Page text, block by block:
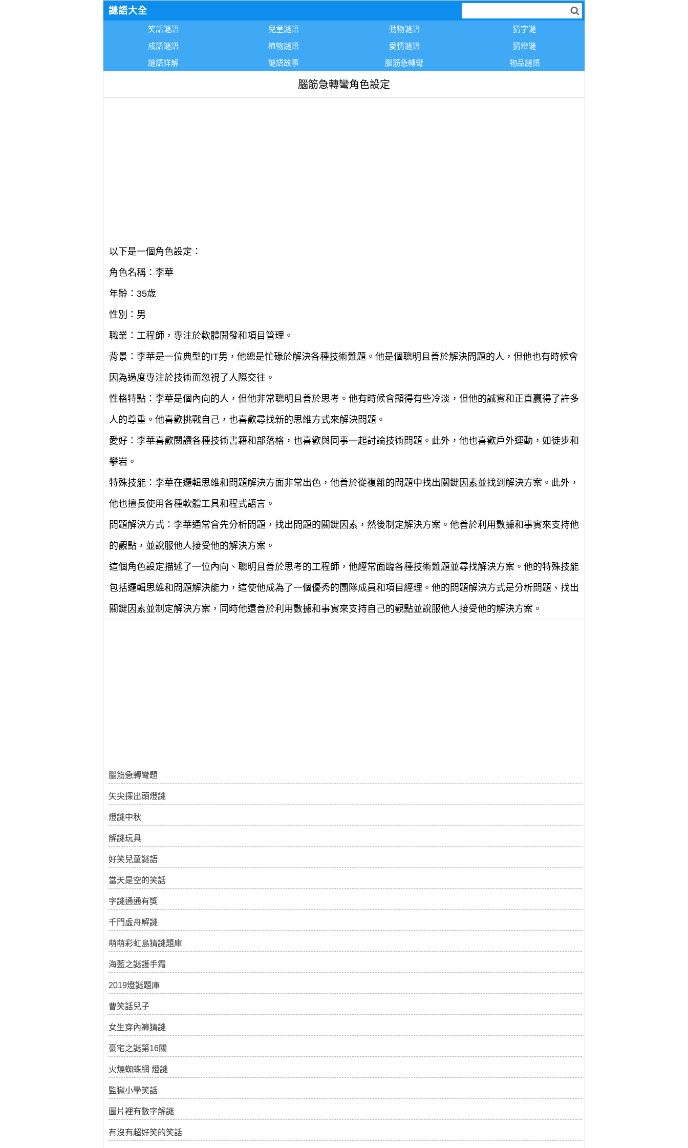
謎語大全
笑話謎語 兒童謎語 動物謎語
猜字謎
成語謎語
植物謎語 愛情謎語
猜燈謎
謎語詳解
謎語故事 腦筋急轉彎 物品謎語
腦筋急轉彎角色設定
以下是一個角色設定：
角色名稱：李華
年齡：35歲
性別：男
職業：工程師，專注於軟體開發和項目管理。
背景：李華是一位典型的IT男，他總是忙碌於解決各種技術難題。他是個聰明且善於解決問題的人，但他也有時候會
因為過度專注於技術而忽視了人際交往。
性格特點：李華是個內向的人，但他非常聰明且善於思考。他有時候會顯得有些冷淡，但他的誠實和正直贏得了許多
人的尊重。他喜歡挑戰自己，也喜歡尋找新的思維方式來解決問題。
愛好：李華喜歡閱讀各種技術書籍和部落格，也喜歡與同事一起討論技術問題。此外，他也喜歡戶外運動，如徒步和
攀岩。
特殊技能：李華在邏輯思維和問題解決方面非常出色，他善於從複雜的問題中找出關鍵因素並找到解決方案。此外，
他也擅長使用各種軟體工具和程式語言。
問題解決方式：李華通常會先分析問題，找出問題的關鍵因素，然後制定解決方案。他善於利用數據和事實來支持他
的觀點，並說服他人接受他的解決方案。
這個角色設定描述了一位內向、聰明且善於思考的工程師，他經常面臨各種技術難題並尋找解決方案。他的特殊技能
包括邏輯思維和問題解決能力，這使他成為了一個優秀的團隊成員和項目經理。他的問題解決方式是分析問題、找出
關鍵因素並制定解決方案，同時他還善於利用數據和事實來支持自己的觀點並說服他人接受他的解決方案。
腦筋急轉彎題
矢尖探出頭燈謎
燈謎中秋
解謎玩具
好笑兒童謎語
當天是空的笑話
字謎通通有獎
千門虛舟解謎
萌萌彩虹島猜謎題庫
海藍之謎護手霜
2019燈謎題庫
曹笑話兒子
女生穿內褲猜謎
豪宅之謎第16關
火燒蜘蛛網 燈謎
監獄小學笑話
圖片裡有數字解謎
有沒有超好笑的笑話